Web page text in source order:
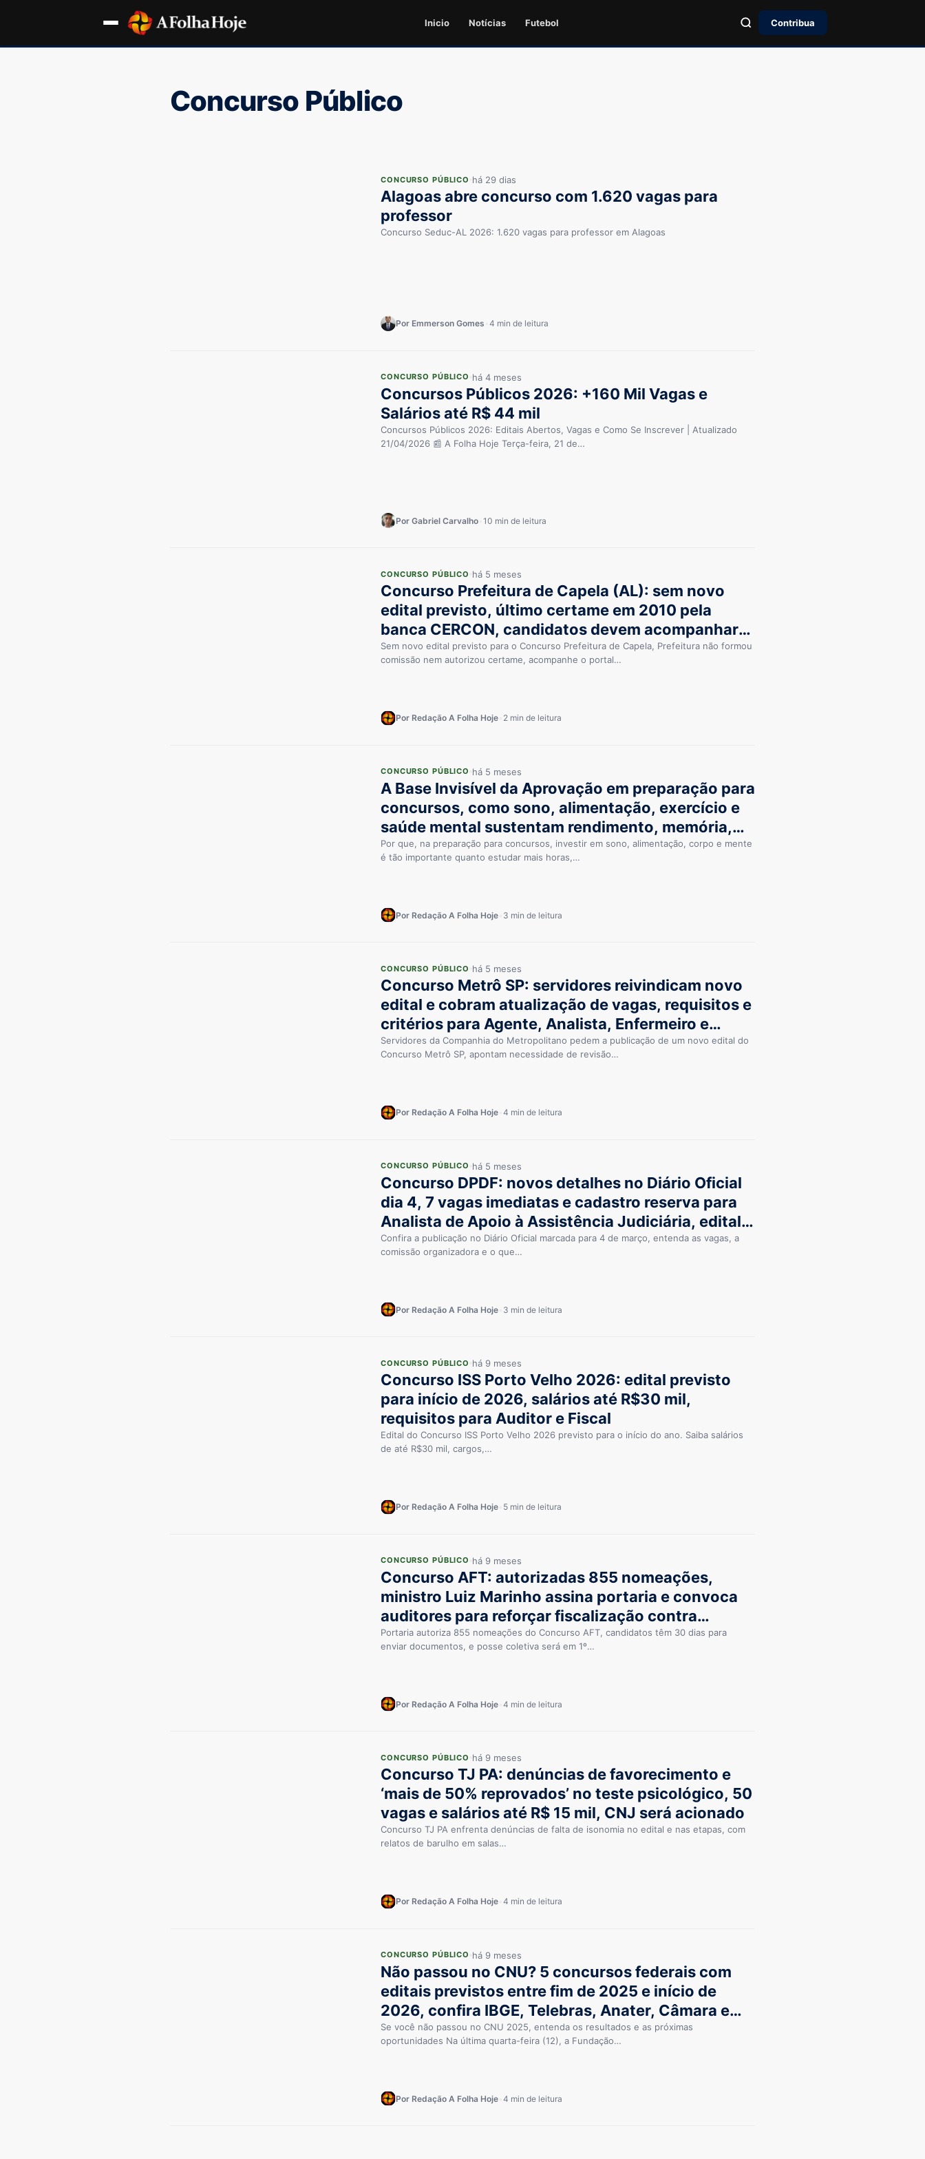
Inicio Notícias Futebol Contribua
Concurso Público
CONCURSO PÚBLICO há 29 dias
Alagoas abre concurso com 1.620 vagas para
professor
Concurso Seduc-AL 2026: 1.620 vagas para professor em Alagoas
Por Emmerson Gomes 4 min de leitura
CONCURSO PÚBLICO há 4 meses
Concursos Públicos 2026: +160 Mil Vagas e
Salários até R$ 44 mil
Concursos Públicos 2026: Editais Abertos, Vagas e Como Se Inscrever | Atualizado
21/04/2026 📰 A Folha Hoje Terça-feira, 21 de…
Por Gabriel Carvalho 10 min de leitura
CONCURSO PÚBLICO há 5 meses
Concurso Prefeitura de Capela (AL): sem novo
edital previsto, último certame em 2010 pela
banca CERCON, candidatos devem acompanhar
canais oficiais e Estratégia Concursos
Sem novo edital previsto para o Concurso Prefeitura de Capela, Prefeitura não formou
comissão nem autorizou certame, acompanhe o portal…
Por Redação A Folha Hoje 2 min de leitura
CONCURSO PÚBLICO há 5 meses
A Base Invisível da Aprovação em preparação para
concursos, como sono, alimentação, exercício e
saúde mental sustentam rendimento, memória,
foco e resiliência
Por que, na preparação para concursos, investir em sono, alimentação, corpo e mente
é tão importante quanto estudar mais horas,…
Por Redação A Folha Hoje 3 min de leitura
CONCURSO PÚBLICO há 5 meses
Concurso Metrô SP: servidores reivindicam novo
edital e cobram atualização de vagas, requisitos e
critérios para Agente, Analista, Enfermeiro e
Médico do Trabalho
Servidores da Companhia do Metropolitano pedem a publicação de um novo edital do
Concurso Metrô SP, apontam necessidade de revisão…
Por Redação A Folha Hoje 4 min de leitura
CONCURSO PÚBLICO há 5 meses
Concurso DPDF: novos detalhes no Diário Oficial
dia 4, 7 vagas imediatas e cadastro reserva para
Analista de Apoio à Assistência Judiciária, edital
autorizado
Confira a publicação no Diário Oficial marcada para 4 de março, entenda as vagas, a
comissão organizadora e o que…
Por Redação A Folha Hoje 3 min de leitura
CONCURSO PÚBLICO há 9 meses
Concurso ISS Porto Velho 2026: edital previsto
para início de 2026, salários até R$30 mil,
requisitos para Auditor e Fiscal
Edital do Concurso ISS Porto Velho 2026 previsto para o início do ano. Saiba salários
de até R$30 mil, cargos,…
Por Redação A Folha Hoje 5 min de leitura
CONCURSO PÚBLICO há 9 meses
Concurso AFT: autorizadas 855 nomeações,
ministro Luiz Marinho assina portaria e convoca
auditores para reforçar fiscalização contra
trabalho infantil e escravidão
Portaria autoriza 855 nomeações do Concurso AFT, candidatos têm 30 dias para
enviar documentos, e posse coletiva será em 1º…
Por Redação A Folha Hoje 4 min de leitura
CONCURSO PÚBLICO há 9 meses
Concurso TJ PA: denúncias de favorecimento e
‘mais de 50% reprovados’ no teste psicológico, 50
vagas e salários até R$ 15 mil, CNJ será acionado
Concurso TJ PA enfrenta denúncias de falta de isonomia no edital e nas etapas, com
relatos de barulho em salas…
Por Redação A Folha Hoje 4 min de leitura
CONCURSO PÚBLICO há 9 meses
Não passou no CNU? 5 concursos federais com
editais previstos entre fim de 2025 e início de
2026, confira IBGE, Telebras, Anater, Câmara e
TCU
Se você não passou no CNU 2025, entenda os resultados e as próximas
oportunidades Na última quarta-feira (12), a Fundação…
Por Redação A Folha Hoje 4 min de leitura